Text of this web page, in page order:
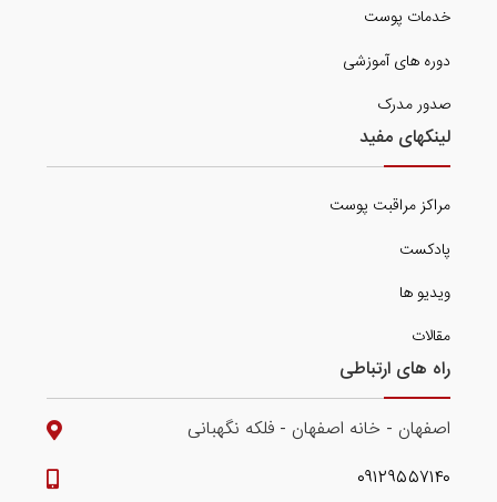
خدمات پوست
دوره های آموزشی
صدور مدرک
لینکهای مفید
مراکز مراقبت پوست
پادکست
ویدیو ها
مقالات
راه های ارتباطی
اصفهان - خانه اصفهان - فلکه نگهبانی
۰۹۱۲۹۵۵۷۱۴۰